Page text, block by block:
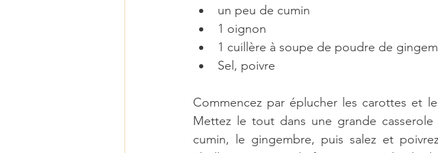
un peu de cumin
1 oignon
1 cuillère à soupe de poudre de
Sel, poivre
Commencez par éplucher les carottes et
Mettez le tout dans une grande
cumin, le gingembre, puis salez et